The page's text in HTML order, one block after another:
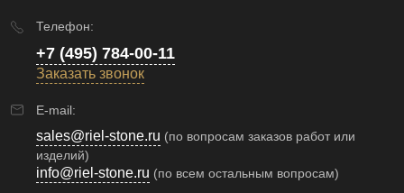
Телефон:
+7 (495) 784-00-11
Заказать звонок
E-mail:
sales@riel-stone.ru (по вопросам заказов работ или
изделий)
info@riel-stone.ru (по всем остальным вопросам)